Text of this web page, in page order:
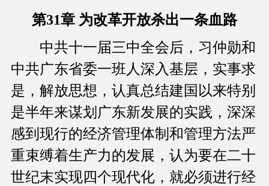
第31章 为改革开放杀出一条血路
中共十一届三中全会后，习仲勋和
中共广东省委一班人深入基层，实事求
是，解放思想，认真总结建国以来特别
是半年来谋划广东新发展的实践，深深
感到现行的经济管理体制和管理方法严
重束缚着生产力的发展，认为要在二十
世纪末实现四个现代化，就必须进行经